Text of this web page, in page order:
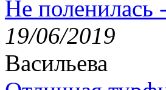
Не поленилась
19/06/2019
Васильева